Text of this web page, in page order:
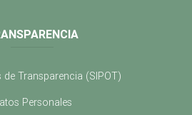
de Transparencia (SIPOT)
Personales